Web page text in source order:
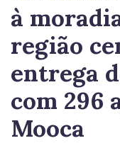
à
região
entrega
com 296
Mooca